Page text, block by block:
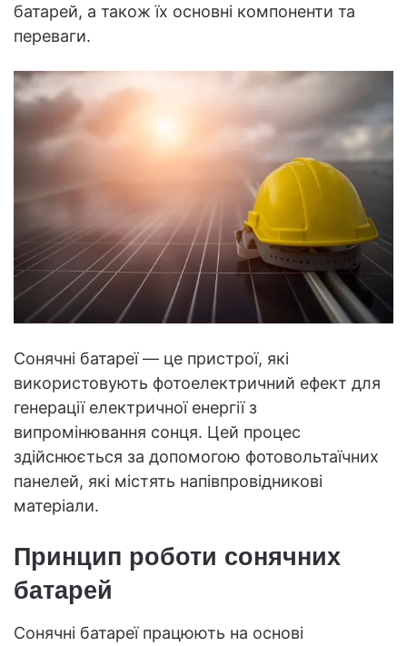
батарей, а також їх основні компоненти та
переваги.
Сонячні батареї — це пристрої, які
використовують фотоелектричний ефект для
генерації електричної енергії з
випромінювання сонця. Цей процес
здійснюється за допомогою фотовольтаїчних
панелей, які містять напівпровідникові
матеріали.
Принцип роботи сонячних
батарей
Сонячні батареї працюють на основі